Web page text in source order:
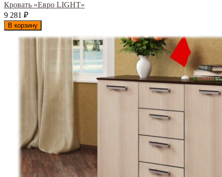
Кровать «Евро LIGHT»
9 281
₽
В корзину